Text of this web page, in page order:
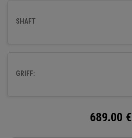
SHAFT
GRIFF:
689.00 €